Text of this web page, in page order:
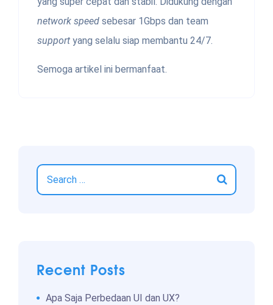
network speed sebesar 1Gbps dan team
support yang selalu siap membantu 24/7.
Semoga artikel ini bermanfaat.
Recent Posts
Apa Saja Perbedaan UI dan UX?